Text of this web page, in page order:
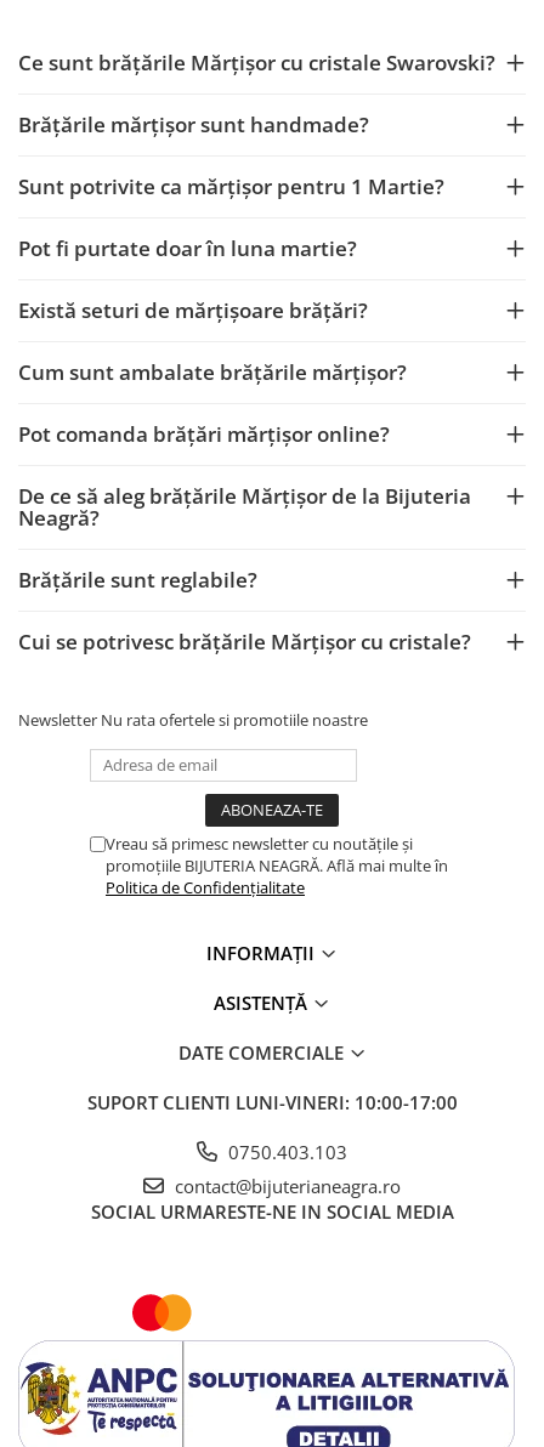
Ce sunt brățările Mărțișor cu cristale Swarovski?
Brățările mărțișor sunt handmade?
Sunt potrivite ca mărțișor pentru 1 Martie?
Pot fi purtate doar în luna martie?
Există seturi de mărțișoare brățări?
Cum sunt ambalate brățările mărțișor?
Pot comanda brățări mărțișor online?
De ce să aleg brățările Mărțișor de la Bijuteria
Neagră?
Brățările sunt reglabile?
Cui se potrivesc brățările Mărțișor cu cristale?
Newsletter Nu rata ofertele si promotiile noastre
Vreau să primesc newsletter cu noutățile și
promoțiile BIJUTERIA NEAGRĂ. Află mai multe în
Politica de Confidențialitate
INFORMAȚII
ASISTENȚĂ
DATE COMERCIALE
SUPORT CLIENTI LUNI-VINERI: 10:00-17:00
0750.403.103
contact@bijuterianeagra.ro
SOCIAL URMARESTE-NE IN SOCIAL MEDIA